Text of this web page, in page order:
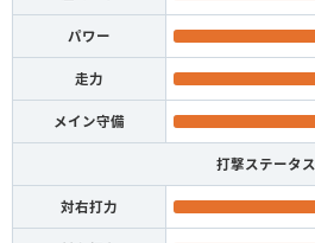
パワー
走力
メイン守備
打撃ステータス
対右打力